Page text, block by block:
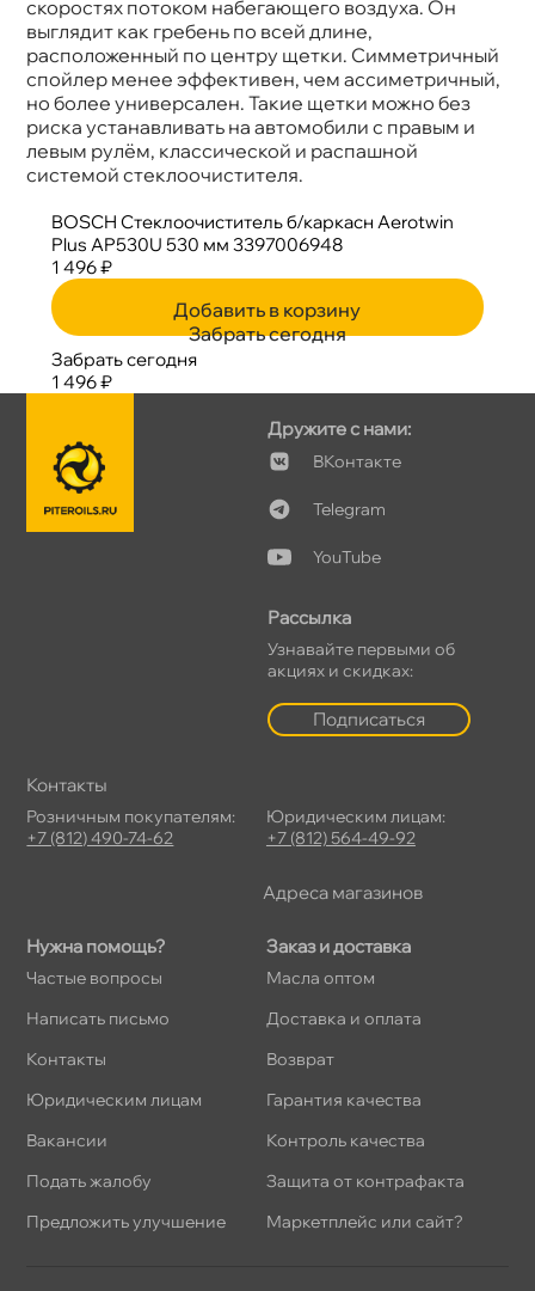
скоростях потоком набегающего воздуха. Он
ыглядит как гребень по всей длине,
расположенный по центру щетки. Симметричный
спойлер менее эффективен, чем ассиметричный,
но более универсален. Такие щетки можно без
риска устанавливать на автомобили с правым и
левым рулём, классической и распашной
системой стеклоочистителя.
BOSCH Стеклоочиститель б/каркасн Aerotwin
Plus AP530U 530 мм 3397006948
1 496 ₽
Добавить в корзину
Забрать сегодня
Забрать сегодня
1 496 ₽
Нужна помощь?
Частые вопросы
Написать письмо
Контакты
Юридическим лицам
акансии
Подать жалобу
Предложить улучшение
Заказ и доставка
Масла оптом
Доставка и оплата
озврат
Гарантия качества
Контроль качества
Защита от контрафакта
Маркетплейс или сайт?
Дружите с нами:
Контакте
Telegram
YouTube
Рассылка
Узнавайте первыми о
акциях и скидках:
Подписаться
Контакты
Розничным покупателям:
+7 (812) 490-74-62
Юридическим лицам:
+7 (812) 564-49-92
Адреса магазино